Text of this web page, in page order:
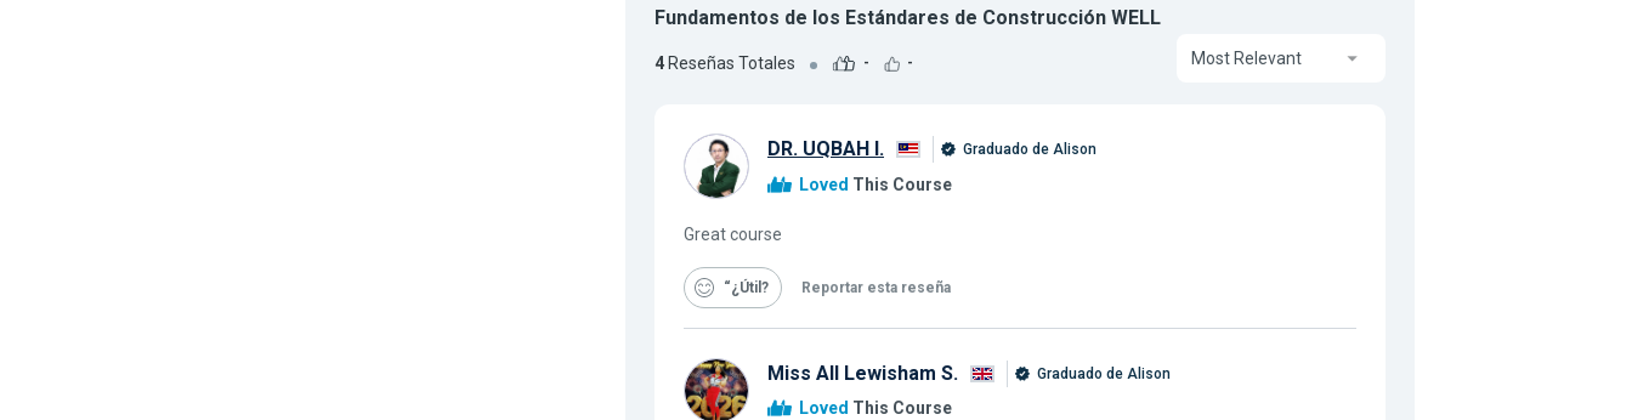
Fundamentos de los Estándares de Construcción WELL
4Reseñas Totales - - Most Relevant
DR. UQBAH I. Graduado de Alison
Loved This Course
Great course
“¿Útil Reportar esta reseña
Miss All Lewisham S. Graduado de Alison
Loved This Course